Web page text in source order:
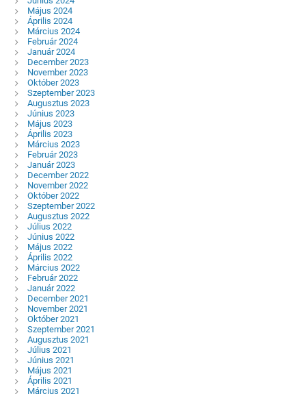
Május 2024
Április 2024
Március 2024
Február 2024
Január 2024
December 2023
November 2023
Október 2023
Szeptember 2023
Augusztus 2023
Június 2023
Május 2023
Április 2023
Március 2023
Február 2023
Január 2023
December 2022
November 2022
Október 2022
Szeptember 2022
Augusztus 2022
Július 2022
Június 2022
Május 2022
Április 2022
Március 2022
Február 2022
Január 2022
December 2021
November 2021
Október 2021
Szeptember 2021
Augusztus 2021
Július 2021
Június 2021
Május 2021
Április 2021
Március 2021